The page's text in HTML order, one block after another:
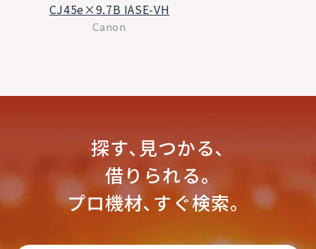
CJ45e×9.7B IASE-VH
Canon
探す､見つかる､
借りられる｡
プロ機材､すぐ検索。